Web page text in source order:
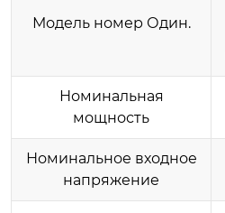
Модель номер Один.
Номинальная
мощность
Номинальное входное
напряжение